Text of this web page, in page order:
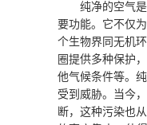
纯净的空气是
要功能。它不仅
个生物界同无机
圈提供多种保护
他气候条件等。
受到威胁。当今
断，这种污染也